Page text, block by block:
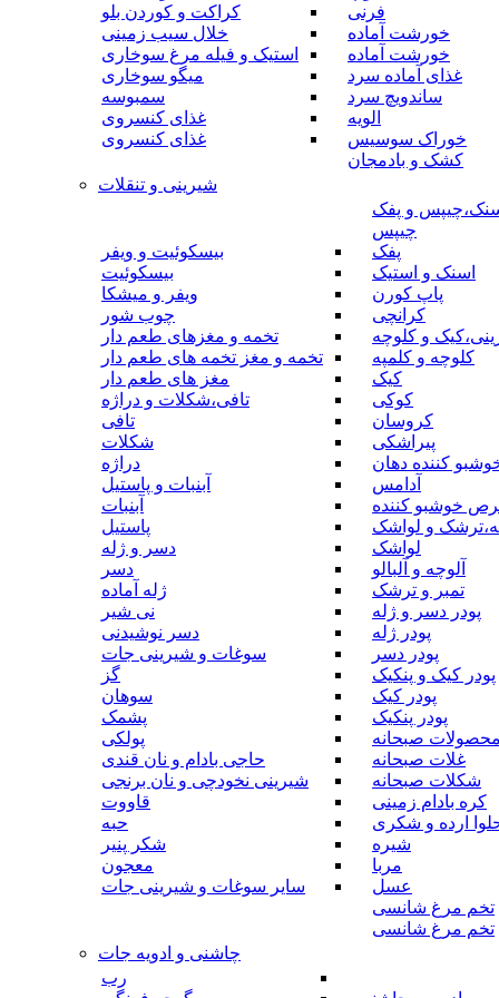
فرنی
خورشت آماده
خورشت آماده
غذای آماده سرد
ساندویچ سرد
الویه
خوراک سوسیس
کشک و بادمجان
کراکت و کوردن بلو
خلال سیب زمینی
استیک و فیله مرغ سوخاری
میگو سوخاری
سمبوسه
غذای کنسروی
غذای کنسروی
شیرینی و تنقلات
و پفک
چیپس
پفک
اسنک و استیک
پاپ کورن
کرانچی
و کلوچه
کلوچه و کلمپه
کیک
کوکی
کروسان
پیراشکی
کننده دهان
آدامس
خوشبو کننده
و لواشک
لواشک
آلوچه و آلبالو
تمبر و ترشک
پودر دسر و ژله
پودر ژله
پودر دسر
پودر کیک و پنکیک
پودر کیک
پودر پنکیک
محصولات صبحانه
غلات صبحانه
شکلات صبحانه
کره بادام زمینی
ارده و شکری
شیره
مربا
عسل
تخم مرغ شانسی
تخم مرغ شانسی
بیسکوئیت و ویفر
بیسکوئیت
ویفر و میشکا
چوب شور
تخمه و مغزهای طعم دار
تخمه و مغز تخمه های طعم دار
مغز های طعم دار
تافی،شکلات و دراژه
تافی
شکلات
دراژه
آبنبات و پاستیل
آبنبات
پاستیل
دسر و ژله
دسر
ژله آماده
نی شیر
دسر نوشیدنی
سوغات و شیرینی جات
گز
سوهان
پشمک
پولکی
حاجی بادام و نان قندی
شیرینی نخودچی و نان برنجی
قاووت
حبه
شکر پنیر
معجون
سایر سوغات و شیرینی جات
چاشنی و ادویه جات
رب